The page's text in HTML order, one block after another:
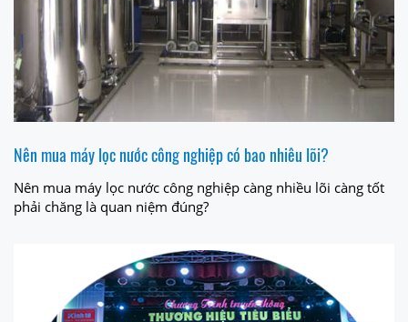
Nên mua máy lọc nước công nghiệp có bao nhiêu lõi?
Nên mua máy lọc nước công nghiệp càng nhiều lõi càng tốt
phải chăng là quan niệm đúng?